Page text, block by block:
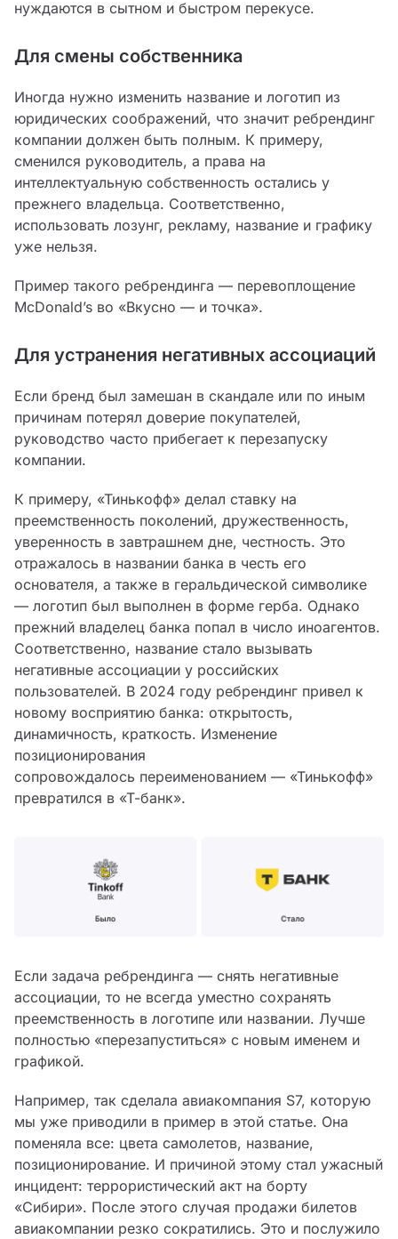
нуждаются в сытном и быстром перекусе.
Для смены собственника
Иногда нужно изменить название и логотип из
юридических соображений, что значит ребрендинг
компании должен быть полным. К примеру,
сменился руководитель, а права на
интеллектуальную собственность остались у
прежнего владельца. Соответственно,
использовать лозунг, рекламу, название и графику
уже нельзя.
Пример такого ребрендинга — перевоплощение
McDonald’s во «Вкусно — и точка».
Для устранения негативных ассоциаций
Если бренд был замешан в скандале или по иным
причинам потерял доверие покупателей,
руководство часто прибегает к перезапуску
компании.
К примеру, «Тинькофф» делал ставку на
преемственность поколений, дружественность,
уверенность в завтрашнем дне, честность. Это
отражалось в названии банка в честь его
основателя, а также в геральдической символике
— логотип был выполнен в форме герба. Однако
прежний владелец банка попал в число иноагентов.
Соответственно, название стало вызывать
негативные ассоциации у российских
пользователей. В 2024 году ребрендинг привел к
новому восприятию банка: открытость,
динамичность, краткость. Изменение
позиционирования
сопровождалось переименованием — «Тинькофф»
превратился в «Т-банк».
Если задача ребрендинга — снять негативные
ассоциации, то не всегда уместно сохранять
преемственность в логотипе или названии. Лучше
полностью «перезапуститься» с новым именем и
графикой.
Например, так сделала авиакомпания S7, которую
мы уже приводили в пример в этой статье. Она
поменяла все: цвета самолетов, название,
позиционирование. И причиной этому стал ужасный
инцидент: террористический акт на борту
«Сибири». После этого случая продажи билетов
авиакомпании резко сократились. Это и послужило